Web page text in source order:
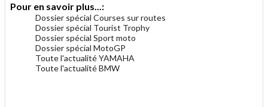
Pour en savoir plus...:
Dossier spécial Courses sur routes
Dossier spécial Tourist Trophy
Dossier spécial Sport moto
Dossier spécial MotoGP
Toute l'actualité YAMAHA
Toute l'actualité BMW